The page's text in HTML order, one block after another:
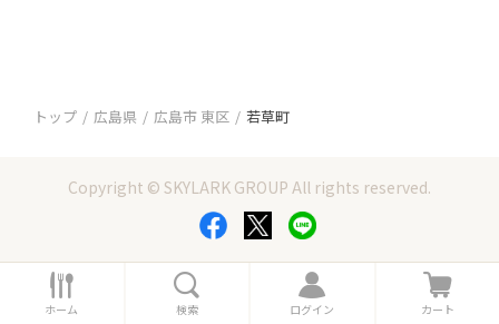
トップ 広島県 広島市 東区 若草町
Copyright © SKYLARK GROUP All rights reserved.
ホ
ー
ホーム 索
検索
ロ
グ
ログイン
カ
ー
カート